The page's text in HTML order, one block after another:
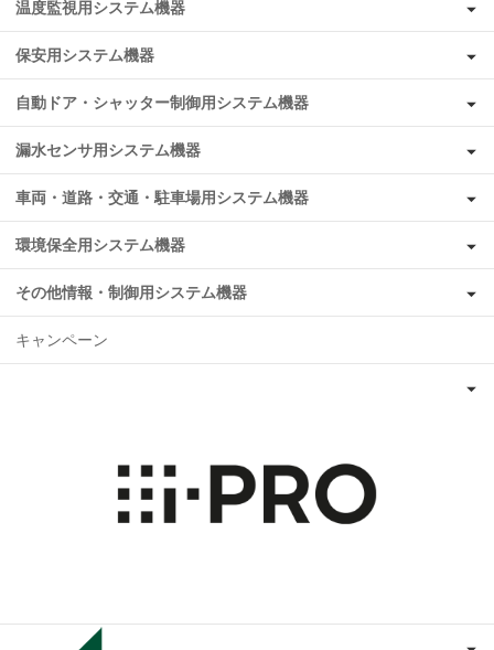
温度監視用システム機器
保安用システム機器
自動ドア・シャッター制御用システム機器
漏水センサ用システム機器
車両・道路・交通・駐車場用システム機器
環境保全用システム機器
その他情報・制御用システム機器
キャンペーン